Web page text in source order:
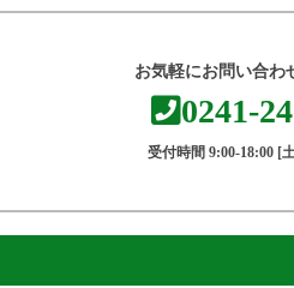
お気軽にお問い合わ
0241-
受付時間 9:00-18:00 [